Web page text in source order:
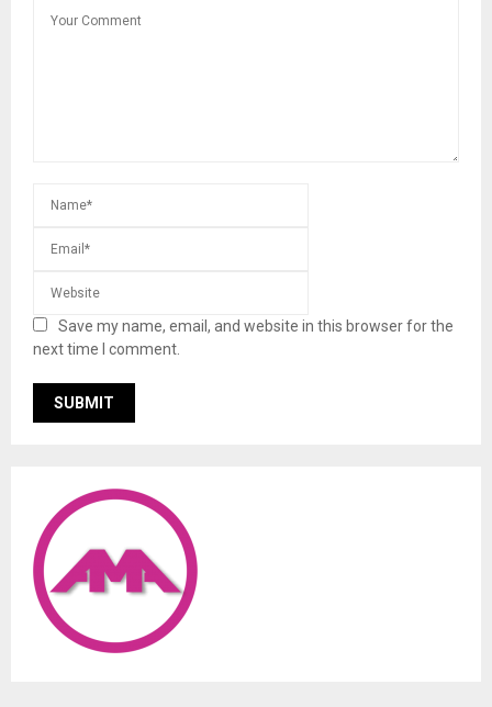
Save my name, email, and website in this browser for the
next time I comment.